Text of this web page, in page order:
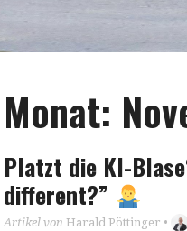
Monat:
Platzt die KI-
different?”
Artikel von Harald Pöttinger •